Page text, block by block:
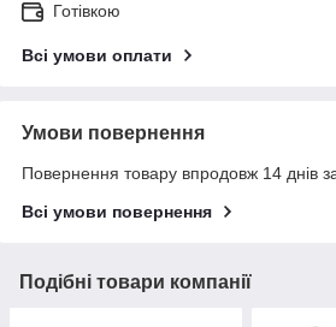
Готівкою
Всі умови оплати
Умови повернення
Повернення товару впродовж 14 днів
Всі умови повернення
Подібні товари компанії